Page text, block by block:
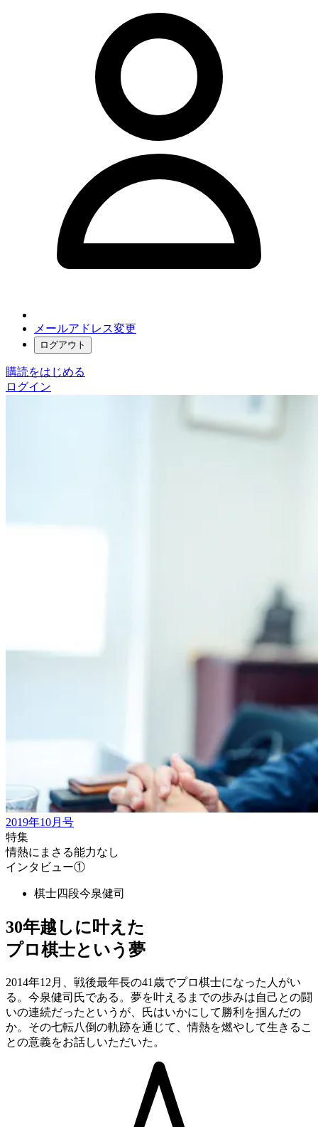
メールアドレス変更
ログアウト
購読をはじめる
ログイン
2019年10月号
特集
情熱にまさる能力なし
インタビュー①
棋士四段今泉健司
30年越しに叶えた
プロ棋士という夢
2014年12月、戦後最年長の41歳でプロ棋士になった人がい
る。今泉健司氏である。夢を叶えるまでの歩みは自己との闘
いの連続だったというが、氏はいかにして勝利を掴んだの
か。その七転八倒の軌跡を通じて、情熱を燃やして生きるこ
との意義をお話しいただいた。